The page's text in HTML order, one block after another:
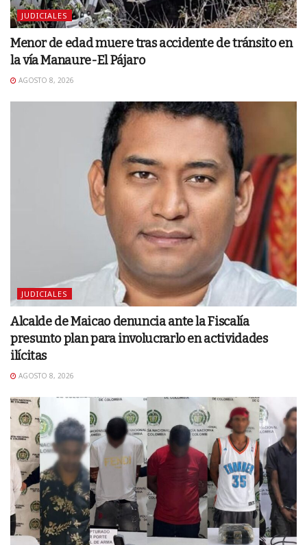
JUDICIALES
Menor de edad muere tras accidente de tránsito en
la vía Manaure-El Pájaro
AGOSTO 8, 2026
JUDICIALES
Alcalde de Maicao denuncia ante la Fiscalía
presunto plan para involucrarlo en actividades
ilícitas
AGOSTO 8, 2026